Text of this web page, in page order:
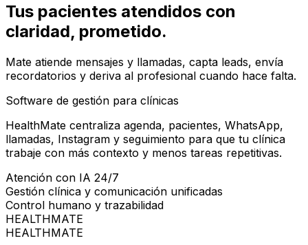
Tus pacientes atendidos con
claridad, prometido.
Mate atiende mensajes y llamadas, capta leads, envía
recordatorios y deriva al profesional cuando hace falta.
Software de gestión para clínicas
HealthMate centraliza agenda, pacientes, WhatsApp,
llamadas, Instagram y seguimiento para que tu clínica
trabaje con más contexto y menos tareas repetitivas.
Atención con IA 24/7
Gestión clínica y comunicación unificadas
Control humano y trazabilidad
HEALTHMATE
HEALTHMATE